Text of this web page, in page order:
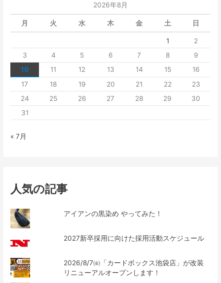
2026年8月
月 火 水 木 金 土 日
1
2
3
4 5 6 7 8
9
10
11 12 13 14 15
16
17
18 19 20 21 22
23
24
25 26 27 28 29
30
31
« 7月
人気の記事
アイアンの黒染め やってみた！
2027新卒採用に向けた採用活動スケジュール
2026/8/7㈮「カードボックス池袋店」が改装
リニューアルオープンします！